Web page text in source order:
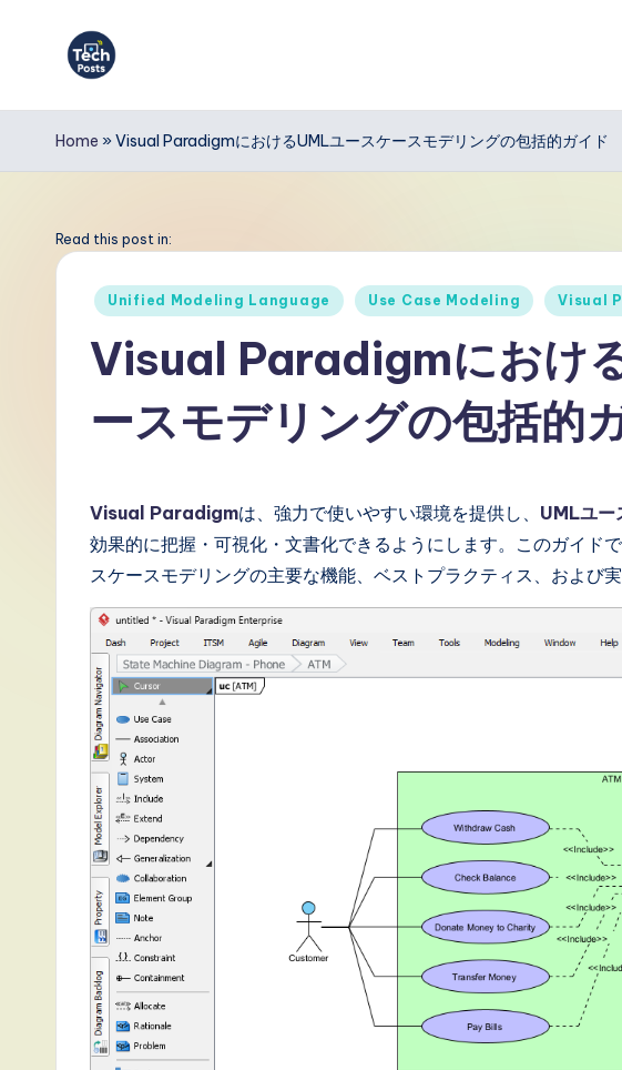
T
e
h
Home » Visual ParadigmにおけるUMLユースケースモデリングの包括的ガイド
Read this post in:
Posted
Unified Modeling Language Use Case Modeling Visual
Visual Paradigmにおけ
ースモデリングの包括的
Visual Paradigmは、強力で使いやすい環境を提供し、 UMLユー
効果的に把握・可視化・文書化できるようにします。このガイド
スケースモデリングの主要な機能、ベストプラクティス、および